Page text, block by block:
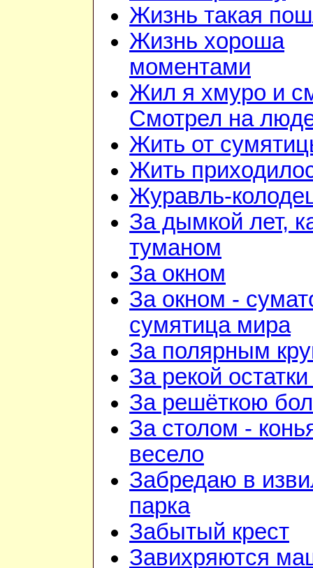
Жизнь такая
Жизнь хороша
моментами
Жил я хмуро и
Смотрел на
Жить от
Жить
Журавль-
За дымкой лет,
туманом
За окном
За окном -
сумятица мира
За полярным
За рекой
За решёткою
За столом -
весело
Забредаю в
парка
Забытый крест
Завихряются